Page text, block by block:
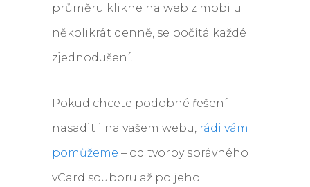
průměru klikne na web z mobilu
několikrát denně, se počítá každé
zjednodušení.
Pokud chcete podobné řešení
nasadit i na vašem webu, rádi vám
pomůžeme – od tvorby správného
vCard souboru až po jeho